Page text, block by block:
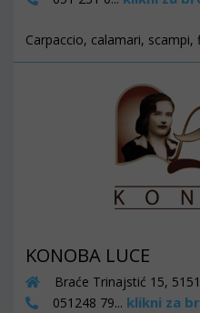
Carpaccio, calamari, scampi,
KONOBA LUCE
Braće Trinajstić 15,
051248 79... klikni za